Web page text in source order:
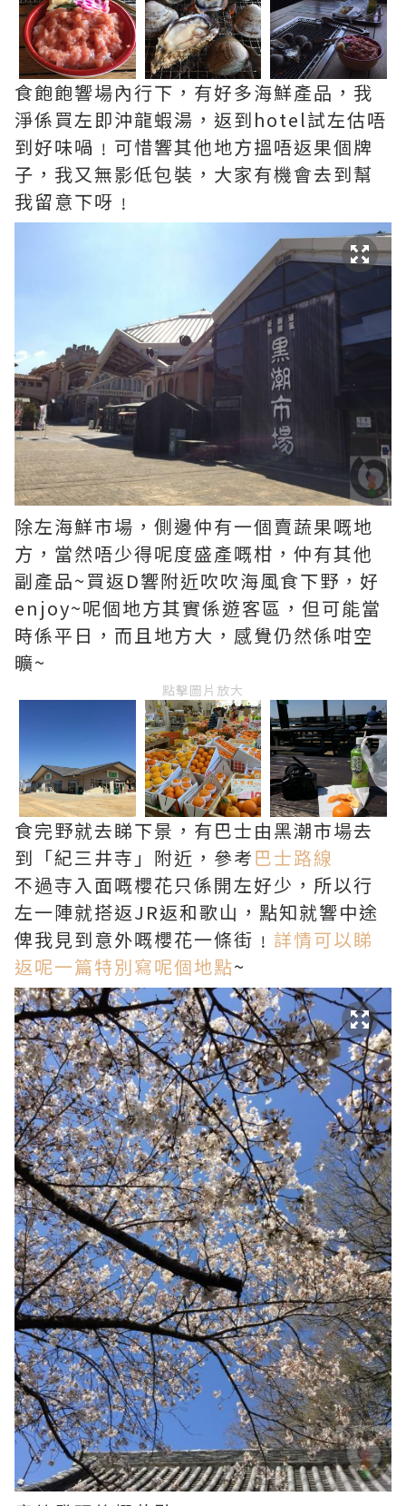
食飽飽響場內行下，有好多海鮮產品，我
淨係買左即沖龍蝦湯，返到hotel試左估唔
到好味喎﹗可惜響其他地方搵唔返果個牌
子，我又無影低包裝，大家有機會去到幫
我留意下呀﹗
除左海鮮市場，側邊仲有一個賣蔬果嘅地
方，當然唔少得呢度盛產嘅柑，仲有其他
副產品~買返D響附近吹吹海風食下野，好
enjoy~呢個地方其實係遊客區，但可能當
時係平日，而且地方大，感覺仍然係咁空
曠~
點擊圖片放大
食完野就去睇下景，有巴士由黑潮市場去
到「紀三井寺」附近，參考巴士路線
不過寺入面嘅櫻花只係開左好少，所以行
左一陣就搭返JR返和歌山，點知就響中途
俾我見到意外嘅櫻花一條街﹗ 詳情可以睇
返呢一篇特別寫呢個地點~